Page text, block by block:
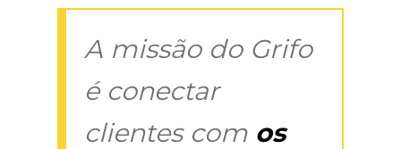
A missão do Grifo
é conectar
clientes com os